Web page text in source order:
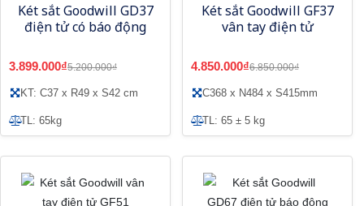
Két sắt Goodwill GD37
điện tử có báo động
3.899.000₫5.200.000₫
KT: C37 x R49 x S42 cm
TL: 65kg
Két sắt Goodwill GF37
vân tay điện tử
4.850.000₫6.850.000₫
C368 x N484 x S415mm
TL: 65 ± 5 kg